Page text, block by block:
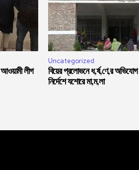
লীগ
Uncategorized
বিয়ের প্রলোভনে ধ,র্ষ,ণে,র
নির্দেশে যশোরে মা,ম,লা